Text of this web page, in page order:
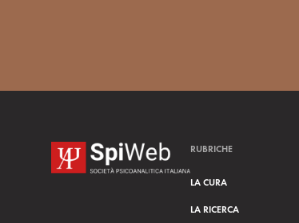
RUBRICHE
LA CURA
LA RICERCA